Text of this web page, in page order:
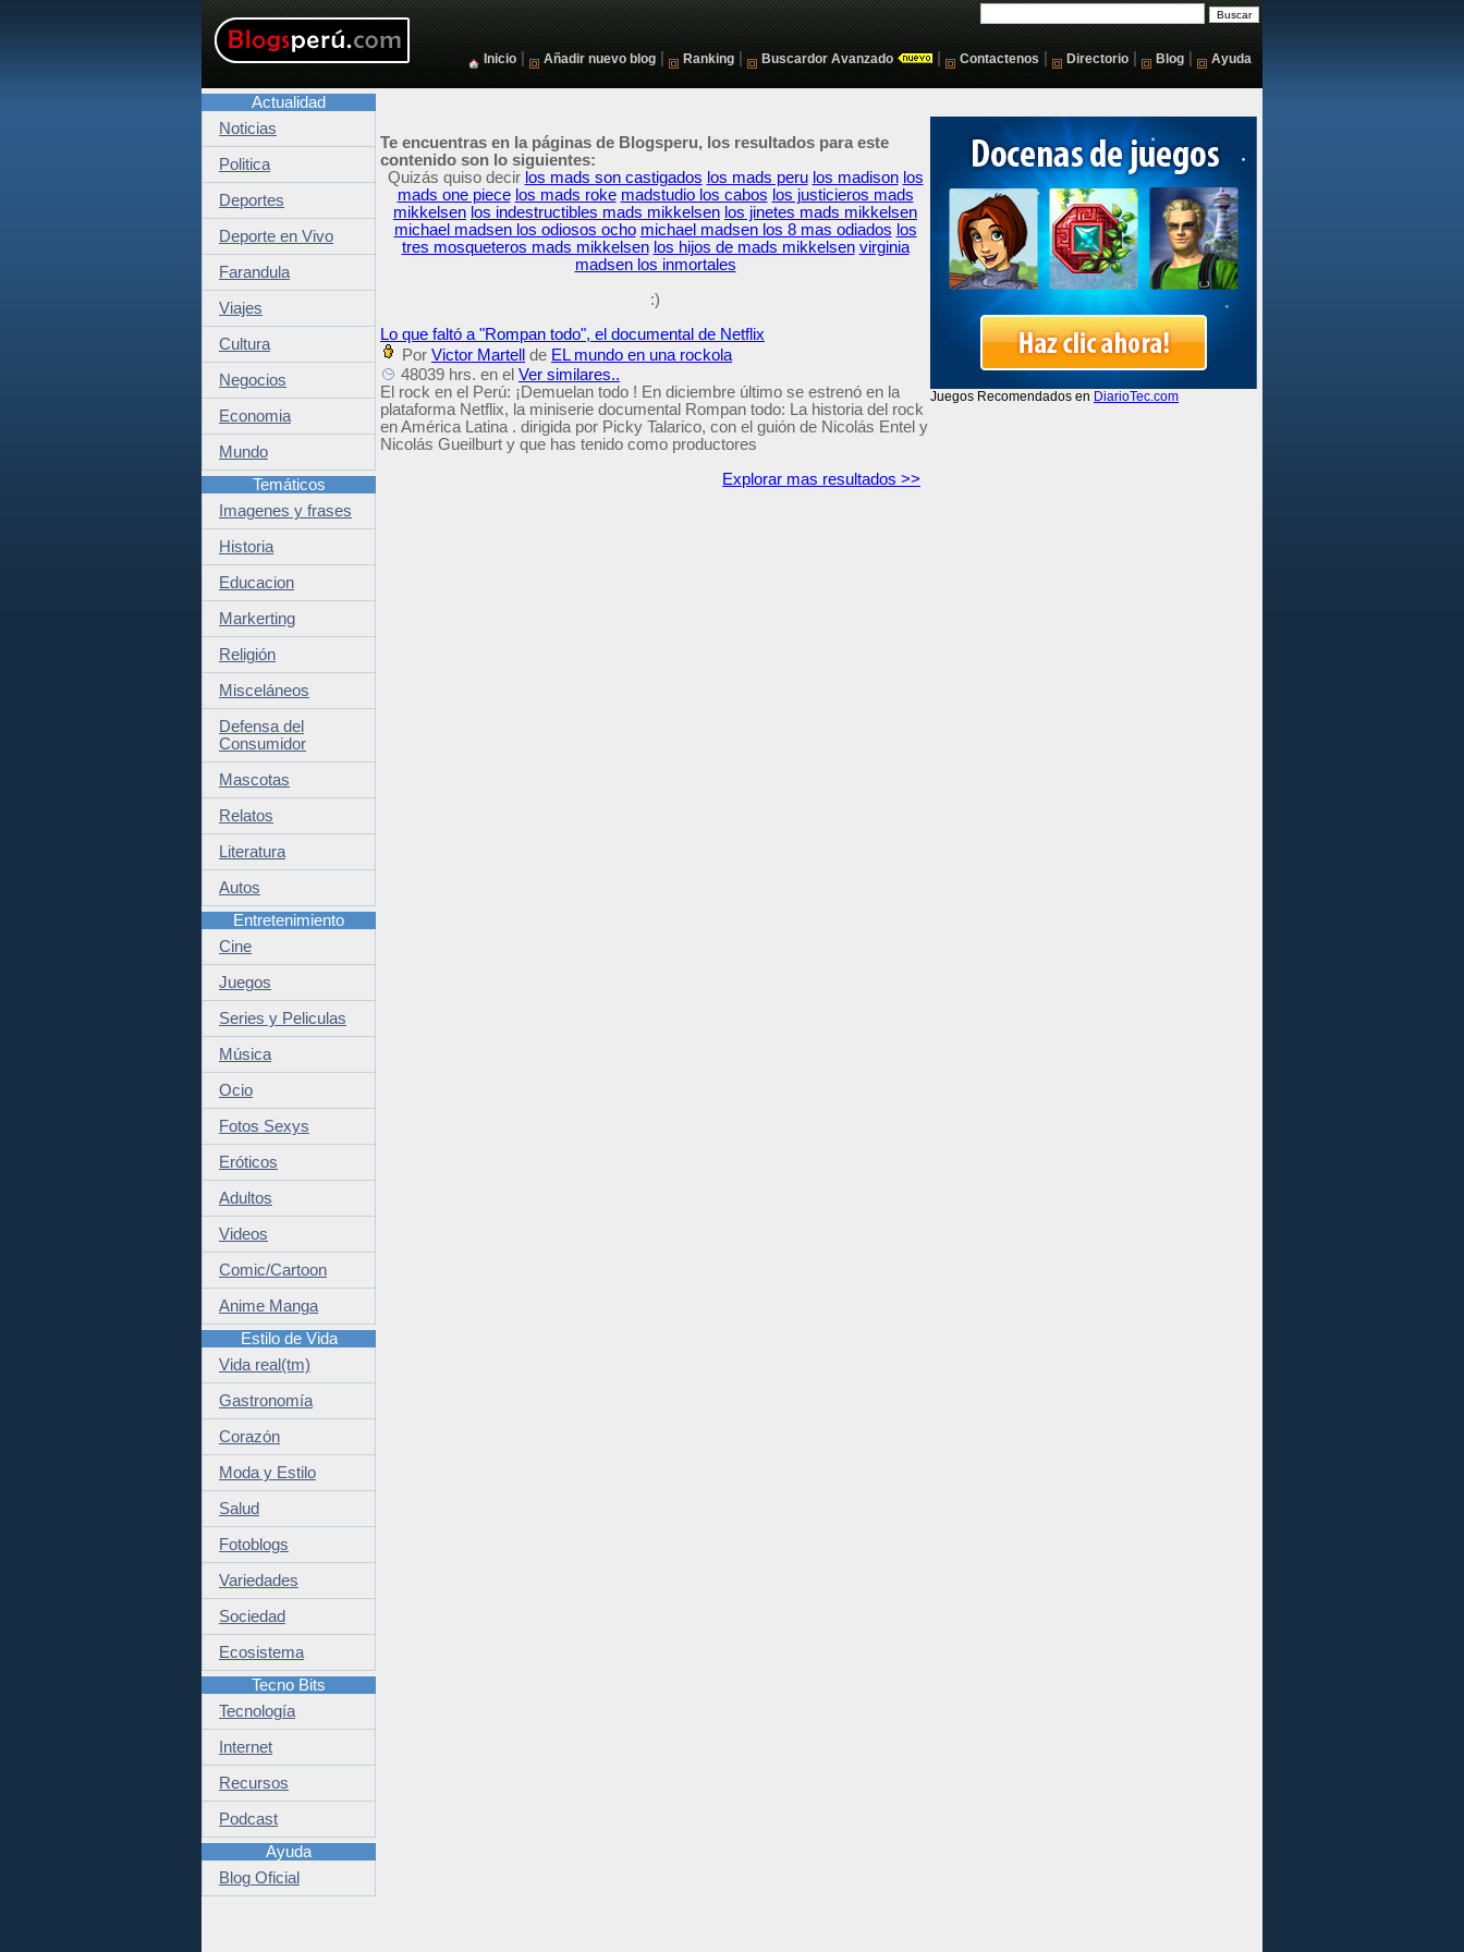
Inicio Añadir nuevo blog Ranking Buscardor Avanzado Contactenos Directorio Blog Ayuda
Te encuentras en la páginas de Blogsperu, los resultados para este
contenido son lo siguientes:
Quizás quiso decir los mads son castigados los mads peru los madison los
mads one piece los mads roke madstudio los cabos los justicieros mads
mikkelsen los indestructibles mads mikkelsen los jinetes mads mikkelsen
michael madsen los odiosos ocho michael madsen los 8 mas odiados los
tres mosqueteros mads mikkelsen los hijos de mads mikkelsen virginia
madsen los inmortales
:)
Lo que faltó a "Rompan todo", el documental de Netflix
Por Victor Martell de EL mundo en una rockola
48039 hrs. en el Ver similares..
El rock en el Perú: ¡Demuelan todo ! En diciembre último se estrenó en la
plataforma Netflix, la miniserie documental Rompan todo: La historia del rock
en América Latina . dirigida por Picky Talarico, con el guión de Nicolás Entel y
Nicolás Gueilburt y que has tenido como productores
Explorar mas resultados >>
Actualidad
Noticias
Politica
Deportes
Deporte en Vivo
Farandula
Viajes
Cultura
Negocios
Economia
Mundo
Temáticos
Imagenes y frases
Historia
Educacion
Markerting
Religión
Misceláneos
Defensa del
Consumidor
Mascotas
Relatos
Literatura
Autos
Entretenimiento
Cine
Juegos
Series y Peliculas
Música
Ocio
Fotos Sexys
Eróticos
Adultos
Videos
Comic/Cartoon
Anime Manga
Estilo de Vida
Vida real(tm)
Gastronomía
Corazón
Moda y Estilo
Salud
Fotoblogs
Variedades
Sociedad
Ecosistema
Tecno Bits
Tecnología
Internet
Recursos
Podcast
Ayuda
Blog Oficial